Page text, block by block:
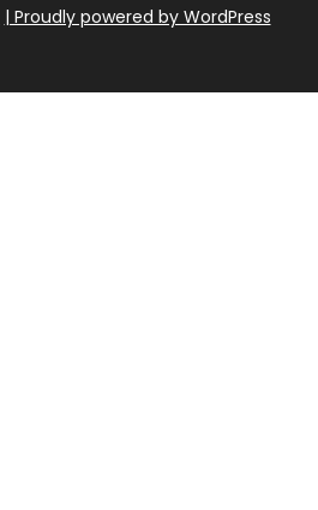
| Proudly powered by WordPress